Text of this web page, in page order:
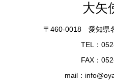
大矢
〒460-0018 愛知県
TEL：
FAX：
mail：